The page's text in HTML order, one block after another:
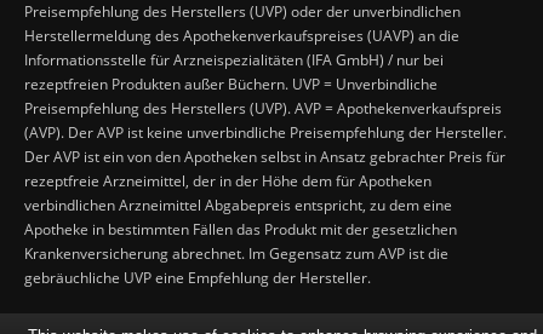
Preisempfehlung des Herstellers (UVP) oder der unverbindlichen
Herstellermeldung des Apothekenverkaufspreises (UAVP) an die
Informationsstelle für Arzneispezialitäten (IFA GmbH) / nur bei
rezeptfreien Produkten außer Büchern. UVP = Unverbindliche
Preisempfehlung des Herstellers (UVP). AVP = Apothekenverkaufspreis
(AVP). Der AVP ist keine unverbindliche Preisempfehlung der Hersteller.
Der AVP ist ein von den Apotheken selbst in Ansatz gebrachter Preis für
rezeptfreie Arzneimittel, der in der Höhe dem für Apotheken
verbindlichen Arzneimittel Abgabepreis entspricht, zu dem eine
Apotheke in bestimmten Fällen das Produkt mit der gesetzlichen
Krankenversicherung abrechnet. Im Gegensatz zum AVP ist die
gebräuchliche UVP eine Empfehlung der Hersteller.